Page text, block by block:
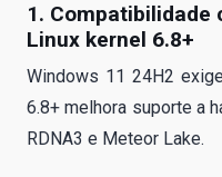
1. Compatibilidade
Linux kernel 6.8+
Windows 11 24H2
6.8+ melhora suporte a
RDNA3 e Meteor Lake.